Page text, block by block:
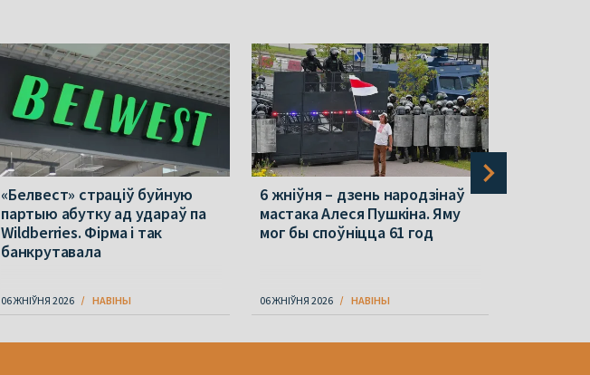
«Белвест» страціў буйную
партыю абутку ад удараў па
Wildberries. Фірма і так
банкрутавала
06 ЖНІЎНЯ 2026 НАВІНЫ
6 жніўня – дзень народзінаў
мастака Алеся Пушкіна. Яму
мог бы споўніцца 61 год
06 ЖНІЎНЯ 2026 НАВІНЫ